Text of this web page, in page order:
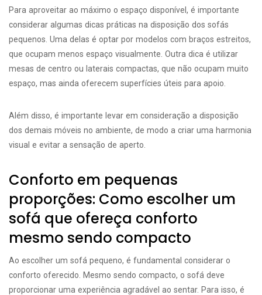
Para aproveitar ao máximo o espaço disponível, é importante
considerar algumas dicas práticas na disposição dos sofás
pequenos. Uma delas é optar por modelos com braços estreitos,
que ocupam menos espaço visualmente. Outra dica é utilizar
mesas de centro ou laterais compactas, que não ocupam muito
espaço, mas ainda oferecem superfícies úteis para apoio.
Além disso, é importante levar em consideração a disposição
dos demais móveis no ambiente, de modo a criar uma harmonia
visual e evitar a sensação de aperto.
Conforto em pequenas
proporções: Como escolher um
sofá que ofereça conforto
mesmo sendo compacto
Ao escolher um sofá pequeno, é fundamental considerar o
conforto oferecido. Mesmo sendo compacto, o sofá deve
proporcionar uma experiência agradável ao sentar. Para isso, é